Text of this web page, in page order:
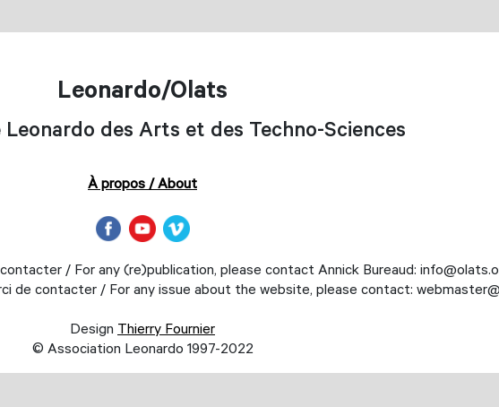
Leonardo/Olats
des Arts et des Techno-Sciences
À propos / About
/ For any (re)publication, please contact Annick Bureaud:
de contacter / For any issue about the website, please contact:
Design Thierry Fournier
© Association Leonardo 1997-2022